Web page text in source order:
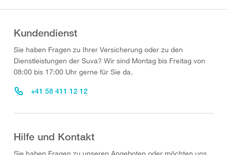
Kundendienst
Sie haben Fragen zu Ihrer Versicherung oder zu den
Dienstleistungen der Suva? Wir sind Montag bis Freitag von
08:00 bis 17:00 Uhr gerne für Sie da.
+41 58 411 12 12
Hilfe und Kontakt